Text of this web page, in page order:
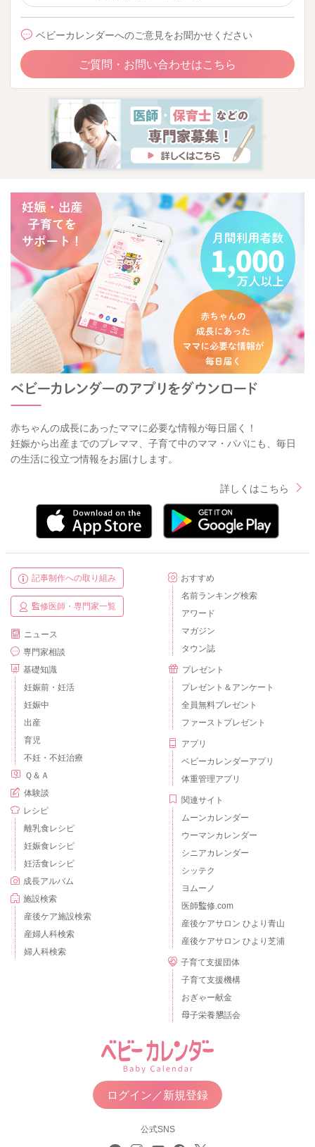
ベビーカレンダーへのご意見をお聞かせください
ご質問・お問い合わせはこちら
赤ちゃんの成長にあったママに必要な情報が毎日届く！
妊娠から出産までのプレママ、子育て中のママ・パパにも、毎日
の生活に役立つ情報をお届けします。
詳しくはこちら
記事制作への取り組み
監修医師・専門家一覧
ニュース
専門家相談
基礎知識
妊娠前・妊活
妊娠中
出産
育児
不妊・不妊治療
Ｑ＆Ａ
体験談
レシピ
離乳食レシピ
妊娠食レシピ
妊活食レシピ
成長アルバム
施設検索
産後ケア施設検索
産婦人科検索
婦人科検索
おすすめ
名前ランキング検索
アワード
マガジン
タウン誌
プレゼント
プレゼント＆アンケート
全員無料プレゼント
ファーストプレゼント
アプリ
ベビーカレンダーアプリ
体重管理アプリ
関連サイト
ムーンカレンダー
ウーマンカレンダー
シニアカレンダー
シッテク
ヨムーノ
医師監修.com
産後ケアサロン ひより青山
産後ケアサロン ひより芝浦
子育て支援団体
子育て支援機構
おぎゃー献金
母子栄養懇話会
ログイン／新規登録
公式SNS